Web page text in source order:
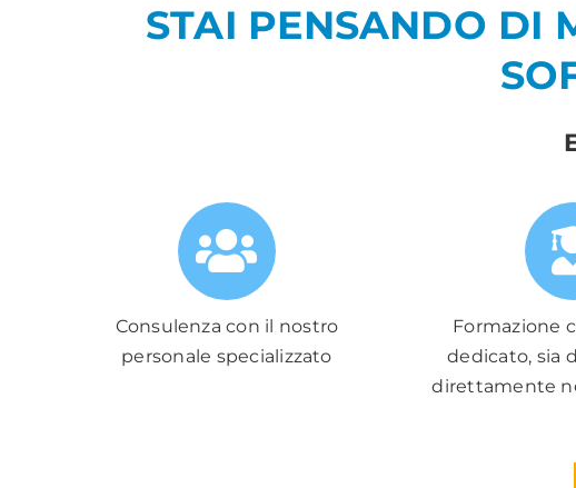
STAI PENSANDO DI
Consulenza con il nostro
personale specializzato
Formazione
dedicato, sia
direttamente